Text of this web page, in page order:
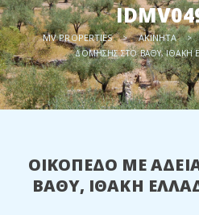
MV PROPERTIES > ΑΚΊΝΗΤΑ >
ΔΌΜΗΣΗΣ ΣΤΟ ΒΑΘΎ, ΙΘΆΚΗ
ΟΙΚΌΠΕΔΟ ΜΕ
ΒΑΘΎ, ΙΘΆΚΗ